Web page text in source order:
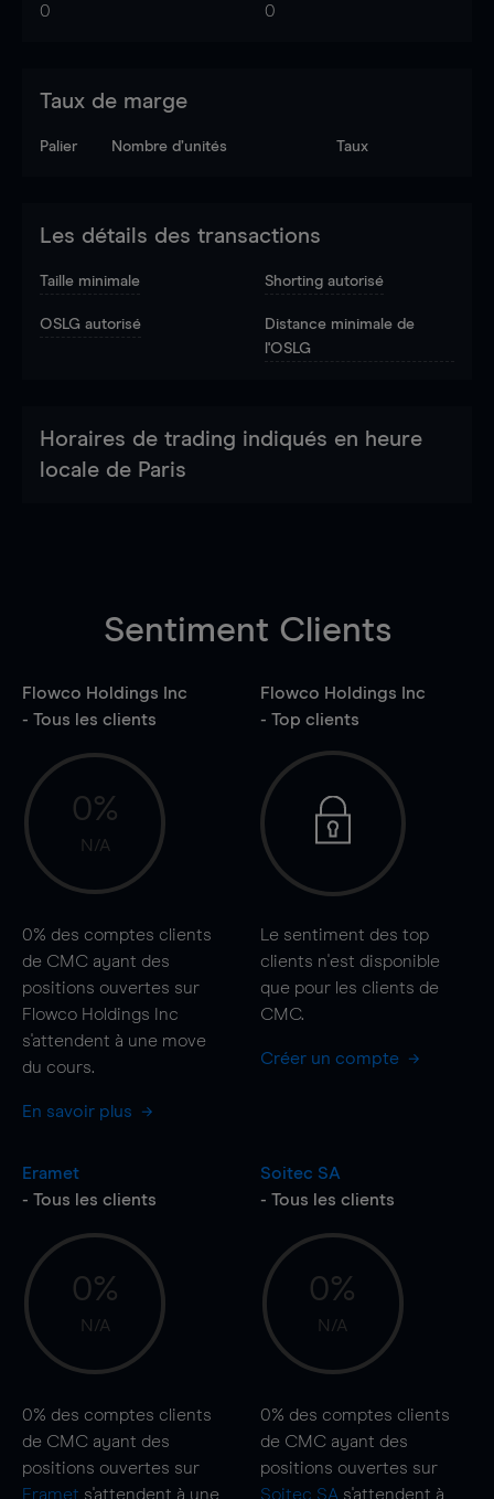
0 0
Taux de marge
Palier Nombre d’unités Taux
Les détails des transactions
Taille minimale Shorting autorisé
OSLG autorisé
Distance minimale de
l'OSLG
Horaires de trading indiqués en heure
locale de Paris
Sentiment Clients
Flowco Holdings Inc
- Tous les clients
0%
N/A
0% des comptes clients
de CMC ayant des
positions ouvertes sur
Flowco Holdings Inc
s'attendent à une move
du cours.
En savoir plus
Flowco Holdings Inc
- Top clients
Le sentiment des top
clients n'est disponible
que pour les clients de
CMC.
Créer un compte
Eramet
- Tous les clients
0%
N/A
0% des comptes clients
de CMC ayant des
positions ouvertes sur
Eramet s'attendent à une
Soitec SA
- Tous les clients
0%
N/A
0% des comptes clients
de CMC ayant des
positions ouvertes sur
Soitec SA s'attendent à